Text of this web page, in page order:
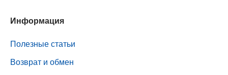
Информация
Полезные статьи
Возврат и обмен